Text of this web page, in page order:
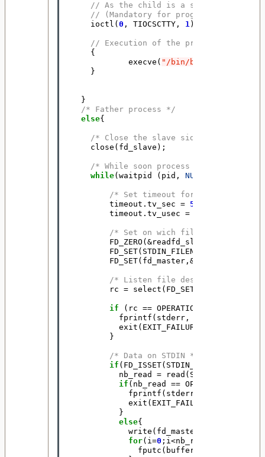
// As the child is a session leader,
// (Mandatory for programs like the
ioctl ( 0 , TIOCSCTTY, 1);
// Execution of the program
{
execve ( "/bin/bash"
}
}
/* Father process */
else{
/* Close the slave side of the PTY */
close ( fd_slave );
/* While soon process is not
while( waitpid ( pid , NULL
/* Set timeout for select() */
timeout . tv_sec = 5
timeout . tv_usec =
/* Set on wich file descriptor
FD_ZERO ( &readfd_slave
FD_SET( STDIN_FILENO
FD_SET( fd_master, &
/* Listen file descriptor */
rc = select ( FD_SETSIZE
if ( rc == OPERATION_FAIL
fprintf ( stderr,
exit ( EXIT_FAILURE
}
/* Data on STDIN */
if ( FD_ISSET( STDIN_FILENO
nb_read
= read ( STDIN_FILENO
if ( nb_read == OPERATION_FAIL
fprintf ( stderr
exit ( EXIT_FAILURE
}
else{
write ( fd_master
for( i=0 ; i<nb_read
fputc ( buffer